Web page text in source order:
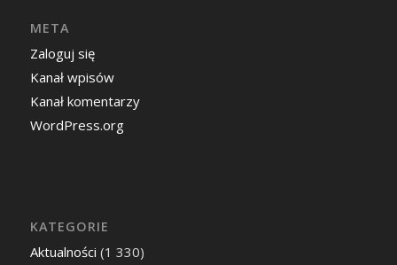
META
Zaloguj się
Kanał wpisów
Kanał komentarzy
WordPress.org
KATEGORIE
Aktualności (1 330)